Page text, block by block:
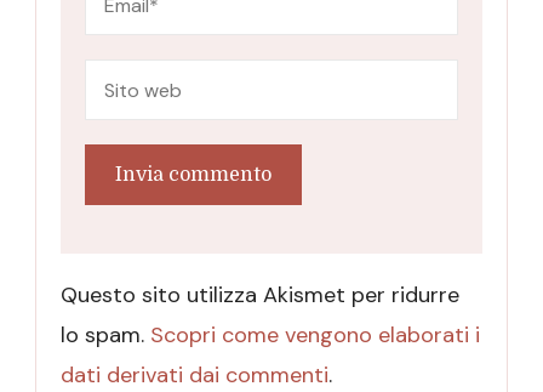
Questo sito utilizza Akismet per ridurre
lo spam. Scopri come vengono elaborati i
dati derivati dai commenti.